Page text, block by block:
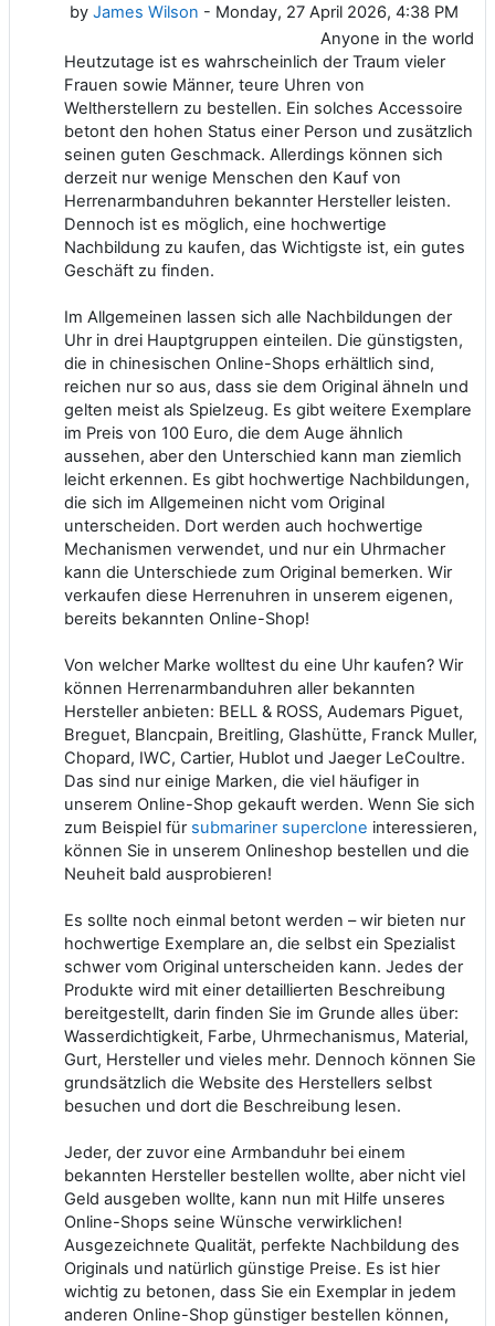
by James Wilson - Monday, 27 April 2026, 4:38 PM
Anyone in the world
Heutzutage ist es wahrscheinlich der Traum vieler
Frauen sowie Männer, teure Uhren von
Weltherstellern zu bestellen. Ein solches Accessoire
betont den hohen Status einer Person und zusätzlich
seinen guten Geschmack. Allerdings können sich
derzeit nur wenige Menschen den Kauf von
Herrenarmbanduhren bekannter Hersteller leisten.
Dennoch ist es möglich, eine hochwertige
Nachbildung zu kaufen, das Wichtigste ist, ein gutes
Geschäft zu finden.
Im Allgemeinen lassen sich alle Nachbildungen der
Uhr in drei Hauptgruppen einteilen. Die günstigsten,
die in chinesischen Online-Shops erhältlich sind,
reichen nur so aus, dass sie dem Original ähneln und
gelten meist als Spielzeug. Es gibt weitere Exemplare
im Preis von 100 Euro, die dem Auge ähnlich
aussehen, aber den Unterschied kann man ziemlich
leicht erkennen. Es gibt hochwertige Nachbildungen,
die sich im Allgemeinen nicht vom Original
unterscheiden. Dort werden auch hochwertige
Mechanismen verwendet, und nur ein Uhrmacher
kann die Unterschiede zum Original bemerken. Wir
verkaufen diese Herrenuhren in unserem eigenen,
bereits bekannten Online-Shop!
Von welcher Marke wolltest du eine Uhr kaufen? Wir
können Herrenarmbanduhren aller bekannten
Hersteller anbieten: BELL & ROSS, Audemars Piguet,
Breguet, Blancpain, Breitling, Glashütte, Franck Muller,
Chopard, IWC, Cartier, Hublot und Jaeger LeCoultre.
Das sind nur einige Marken, die viel häufiger in
unserem Online-Shop gekauft werden. Wenn Sie sich
zum Beispiel für submariner superclone interessieren,
können Sie in unserem Onlineshop bestellen und die
Neuheit bald ausprobieren!
Es sollte noch einmal betont werden – wir bieten nur
hochwertige Exemplare an, die selbst ein Spezialist
schwer vom Original unterscheiden kann. Jedes der
Produkte wird mit einer detaillierten Beschreibung
bereitgestellt, darin finden Sie im Grunde alles über:
Wasserdichtigkeit, Farbe, Uhrmechanismus, Material,
Gurt, Hersteller und vieles mehr. Dennoch können Sie
grundsätzlich die Website des Herstellers selbst
besuchen und dort die Beschreibung lesen.
Jeder, der zuvor eine Armbanduhr bei einem
bekannten Hersteller bestellen wollte, aber nicht viel
Geld ausgeben wollte, kann nun mit Hilfe unseres
Online-Shops seine Wünsche verwirklichen!
Ausgezeichnete Qualität, perfekte Nachbildung des
Originals und natürlich günstige Preise. Es ist hier
wichtig zu betonen, dass Sie ein Exemplar in jedem
anderen Online-Shop günstiger bestellen können,